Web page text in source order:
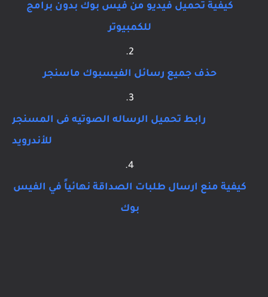
كيفية تحميل فيديو من فيس بوك بدون برامج
للكمبيوتر
حذف جميع رسائل الفيسبوك ماسنجر
رابط تحميل الرساله الصوتيه فى المسنجر
للأندرويد
كيفية منع ارسال طلبات الصداقة نهائياً في الفيس
بوك